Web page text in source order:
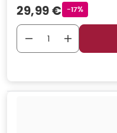
Verkaufspreis
29,99 € Rabattstempel
-17%